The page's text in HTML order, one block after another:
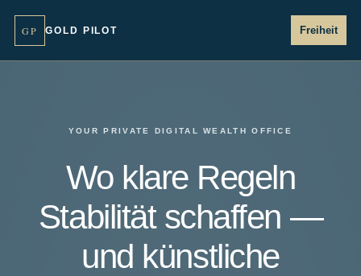
GP GOLD PILOT Freiheit
YOUR PRIVATE DIGITAL WEALTH OFFICE
Wo klare Regeln
Stabilität schaffen —
und künstliche